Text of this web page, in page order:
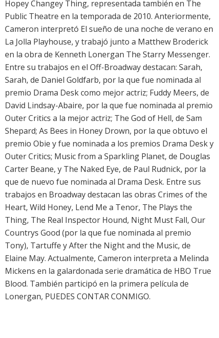
Hopey Changey Thing, representada también en The
Public Theatre en la temporada de 2010. Anteriormente,
Cameron interpretó El sueño de una noche de verano en
La Jolla Playhouse, y trabajó junto a Matthew Broderick
en la obra de Kenneth Lonergan The Starry Messenger.
Entre su trabajos en el Off-Broadway destacan: Sarah,
Sarah, de Daniel Goldfarb, por la que fue nominada al
premio Drama Desk como mejor actriz; Fuddy Meers, de
David Lindsay-Abaire, por la que fue nominada al premio
Outer Critics a la mejor actriz; The God of Hell, de Sam
Shepard; As Bees in Honey Drown, por la que obtuvo el
premio Obie y fue nominada a los premios Drama Desk y
Outer Critics; Music from a Sparkling Planet, de Douglas
Carter Beane, y The Naked Eye, de Paul Rudnick, por la
que de nuevo fue nominada al Drama Desk. Entre sus
trabajos en Broadway destacan las obras Crimes of the
Heart, Wild Honey, Lend Me a Tenor, The Plays the
Thing, The Real Inspector Hound, Night Must Fall, Our
Countrys Good (por la que fue nominada al premio
Tony), Tartuffe y After the Night and the Music, de
Elaine May. Actualmente, Cameron interpreta a Melinda
Mickens en la galardonada serie dramática de HBO True
Blood. También participó en la primera película de
Lonergan, PUEDES CONTAR CONMIGO.